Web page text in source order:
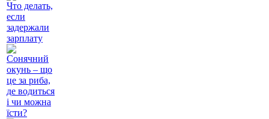
Что делать,
если
задержали
зарплату
Сонячний
окунь – що
це за риба,
де водиться
і чи можна
їсти?